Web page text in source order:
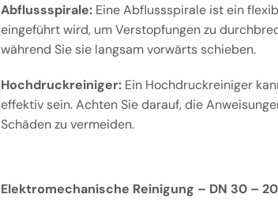
Abflussspirale:Eine Abflussspirale ist ein
eingeführt wird, um Verstopfungen zu
während Sie sie langsam vorwärts schieben.
Hochdruckreiniger:Ein Hochdruckreiniger
effektiv sein. Achten Sie darauf, die
Schäden zu vermeiden.
Elektromechanische Reinigung – DN 30 –